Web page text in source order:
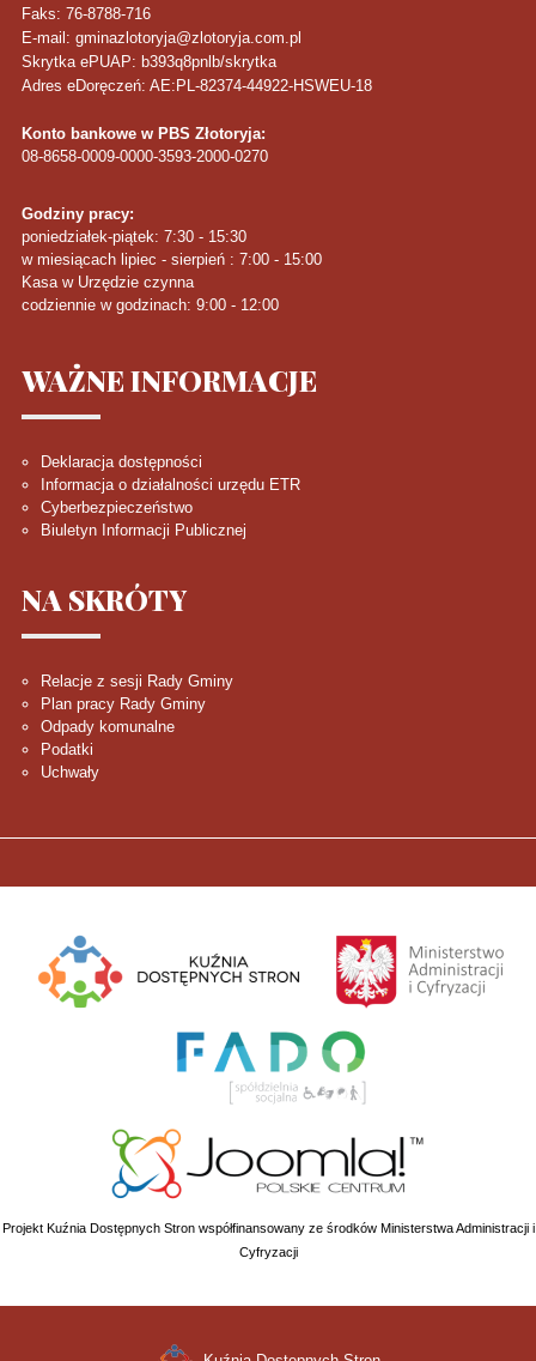
Faks: 76-8788-716
E-mail: gminazlotoryja@zlotoryja.com.pl
Skrytka ePUAP: b393q8pnlb/skrytka
Adres eDoręczeń: AE:PL-82374-44922-HSWEU-18
Konto bankowe w PBS Złotoryja:
08-8658-0009-0000-3593-2000-0270
Godziny pracy:
poniedziałek-piątek: 7:30 - 15:30
w miesiącach lipiec - sierpień : 7:00 - 15:00
Kasa w Urzędzie czynna
codziennie w godzinach: 9:00 - 12:00
WAŻNEINFORMACJE
Deklaracja dostępności
Informacja o działalności urzędu ETR
Cyberbezpieczeństwo
Biuletyn Informacji Publicznej
NA SKRÓTY
Relacje z sesji Rady Gminy
Plan pracy Rady Gminy
Odpady komunalne
Podatki
Uchwały
Projekt Kuźnia Dostępnych Stron współfinansowany ze środków Ministerstwa Administracji i
Cyfryzacji